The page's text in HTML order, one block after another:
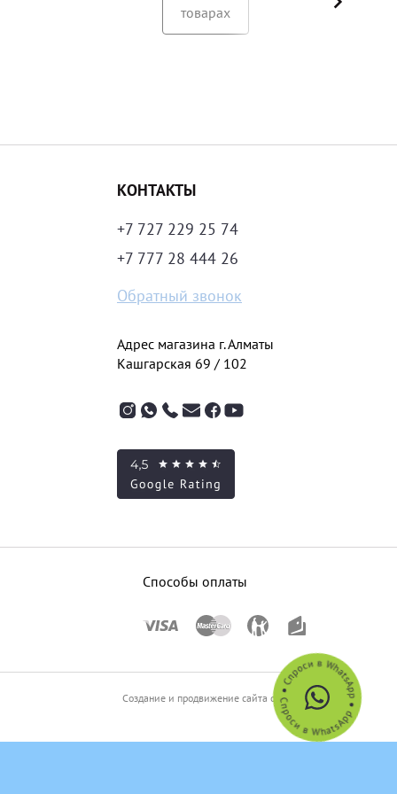
товарах
КОНТАКТЫ
+7 727 229 25 74
+7 777 28 444 26
Обратный звонок
Адрес магазина г. Алматы
Кашгарская 69 / 102
Способы оплаты
Создание и продвижение сайта от SO.USE